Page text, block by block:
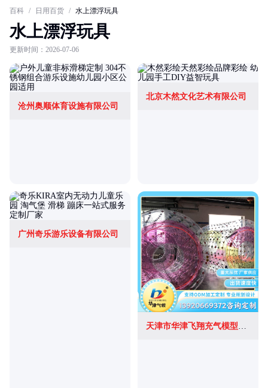
百科 / 日用百货 / 水上漂浮玩具
水上漂浮玩具
更新时间：2026-07-06
沧州奥顺体育设施有限公司
北京木然文化艺术有限公司
广州奇乐游乐设备有限公司
天津市华津飞翔充气模型科技有限公司